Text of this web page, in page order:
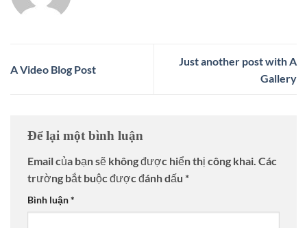
A Video Blog Post
Just another post with A
Gallery
Để lại một bình luận
Email của bạn sẽ không được hiển thị công khai. Các
trường bắt buộc được đánh dấu *
Bình luận*